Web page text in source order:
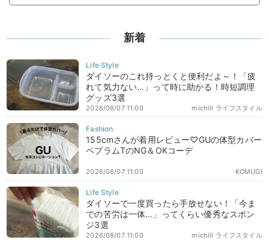
新着
ダイソーのこれ持っとくと便利だよ～！「疲
れて気力ない…」って時に助かる！時短調理
グッズ3選
michill ライフスタイル
2026/08/07 11:00
155cmさんが着用レビュー♡GUの体型カバー
ペプラムTのNG＆OKコーデ
KOMUGI
2026/08/07 11:00
ダイソーで一度買ったら手放せない！「今ま
での苦労は一体…」ってくらい優秀なスポン
ジ3選
michill ライフスタイル
2026/08/07 11:00